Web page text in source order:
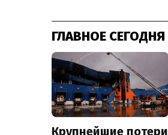
ГЛАВНОЕ СЕГОДНЯ
Крупнейшие потери